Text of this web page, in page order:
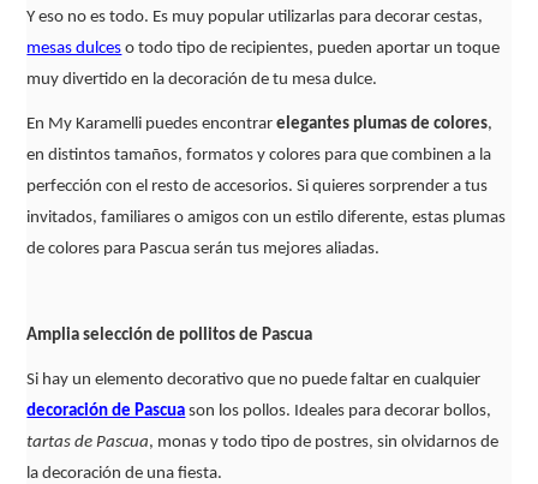
Y eso no es todo. Es muy popular utilizarlas para decorar cestas,
mesas dulces o todo tipo de recipientes, pueden aportar un toque
muy divertido en la decoración de tu mesa dulce.
En My Karamelli puedes encontrar elegantes plumas de colores,
en distintos tamaños, formatos y colores para que combinen a la
perfección con el resto de accesorios. Si quieres sorprender a tus
invitados, familiares o amigos con un estilo diferente, estas plumas
de colores para Pascua serán tus mejores aliadas.
Amplia selección de pollitos de Pascua
Si hay un elemento decorativo que no puede faltar en cualquier
decoración de Pascua son los pollos. Ideales para decorar bollos,
tartas de Pascua, monas y todo tipo de postres, sin olvidarnos de
la decoración de una fiesta.